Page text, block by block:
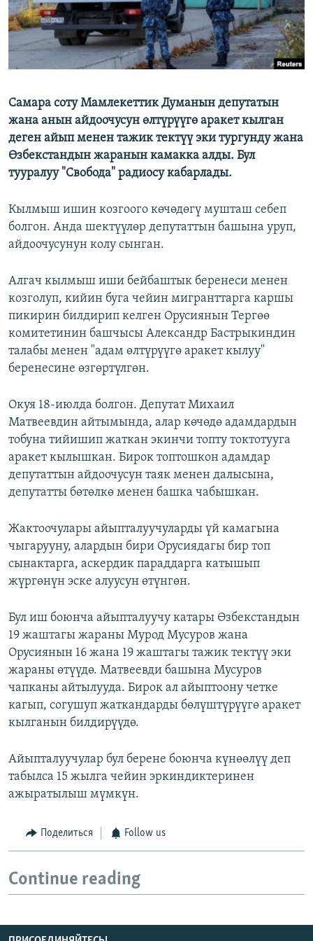
Самара соту Мамлекеттик Думанын депутатын
жана анын айдоочусун өлтүрүүгө аракет кылган
деген айып менен тажик тектүү эки тургунду жана
Өзбекстандын жаранын камакка алды. Бул
тууралуу "Свобода" радиосу кабарлады.
Кылмыш ишин козгоого көчөдөгү мушташ себеп
болгон. Анда шектүүлөр депутаттын башына уруп,
айдоочусунун колу сынган.
Алгач кылмыш иши бейбаштык беренеси менен
козголуп, кийин буга чейин мигранттарга каршы
пикирин билдирип келген Орусиянын Тергөө
комитетинин башчысы Александр Бастрыкиндин
талабы менен "адам өлтүрүүгө аракет кылуу"
беренесине өзгөртүлгөн.
Окуя 18-июлда болгон. Депутат Михаил
Матвеевдин айтымында, алар көчөдө адамдардын
тобуна тийишип жаткан экинчи топту токтотууга
аракет кылышкан. Бирок топтошкон адамдар
депутаттын айдоочусун таяк менен далысына,
депутатты бөтөлкө менен башка чабышкан.
Жактоочулары айыпталуучуларды үй камагына
чыгарууну, алардын бири Орусиядагы бир топ
сынактарга, аскердик параддарга катышып
жүргөнүн эске алуусун өтүнгөн.
Бул иш боюнча айыпталуучу катары Өзбекстандын
19 жаштагы жараны Мурод Мусуров жана
Орусиянын 16 жана 19 жаштагы тажик тектүү эки
жараны өтүүдө. Матвеевди башына Мусуров
чапканы айтылууда. Бирок ал айыптоону четке
кагып, согушуп жаткандарды бөлүштүрүүгө аракет
кылганын билдирүүдө.
Айыпталуучулар бул берене боюнча күнөөлүү деп
табылса 15 жылга чейин эркиндиктеринен
ажыратылыш мүмкүн.
Поделиться Follow us
Continue reading